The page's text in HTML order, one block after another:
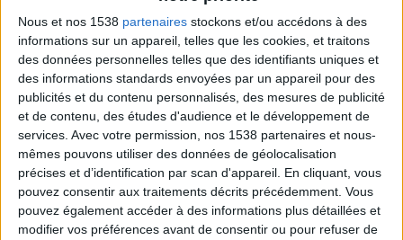
Nous et nos 1538 partenaires stockons et/ou accédons à des
informations sur un appareil, telles que les cookies, et traitons
des données personnelles telles que des identifiants uniques et
des informations standards envoyées par un appareil pour des
publicités et du contenu personnalisés, des mesures de publicité
et de contenu, des études d'audience et le développement de
services. Avec votre permission, nos 1538 partenaires et nous-
mêmes pouvons utiliser des données de géolocalisation
précises et d’identification par scan d'appareil. En cliquant, vous
pouvez consentir aux traitements décrits précédemment. Vous
pouvez également accéder à des informations plus détaillées et
modifier vos préférences avant de consentir ou pour refuser de
questions, pour vous guider et pour vous motiver.
Il vous donne des petites informations de la
semaine : nouvelle vidéo sur la pizza, des
améliorations sur la page d'accueil...
Combien de kilos souhaitez-vous perdre ?
Moins de
5 kilos
De 5 à 10
kilos
Plus de
10 kilos